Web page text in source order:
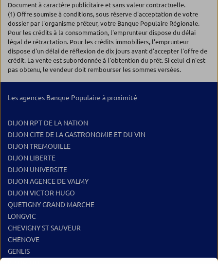
Document à caractère publicitaire et sans valeur contractuelle.
(1) Offre soumise à conditions, sous réserve d'acceptation de votre
dossier par l'organisme prêteur, votre Banque Populaire Régionale.
Pour les crédits à la consommation, l'emprunteur dispose du délai
légal de rétractation. Pour les crédits immobiliers, l'emprunteur
dispose d'un délai de réflexion de dix jours avant d'accepter l'offre de
crédit. La vente est subordonnée à l'obtention du prêt. Si celui-ci n'est
pas obtenu, le vendeur doit rembourser les sommes versées.
Les agences Banque Populaire à proximité
DIJON RPT DE LA NATION
DIJON CITE DE LA GASTRONOMIE ET DU VIN
DIJON TREMOUILLE
DIJON LIBERTE
DIJON UNIVERSITE
DIJON AGENCE DE VALMY
DIJON VICTOR HUGO
QUETIGNY GRAND MARCHE
LONGVIC
CHEVIGNY ST SAUVEUR
CHENOVE
GENLIS